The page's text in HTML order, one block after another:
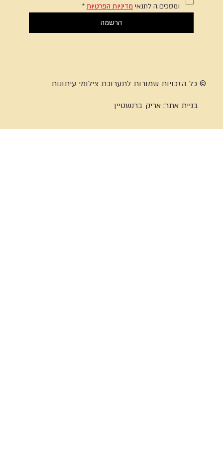
ומסכים.ה לתנאי מדיניות הפרטיות *
הרשמה
© כל הזכויות שמורות לתערוכת צילומי עיתונות
בניית אתר:אריק ברנשטיין